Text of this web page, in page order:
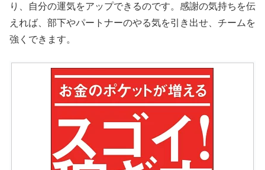
り、自分の運気をアップできるのです。感謝の気持ちを伝
えれば、部下やパートナーのやる気を引き出せ、チームを
強くできます。